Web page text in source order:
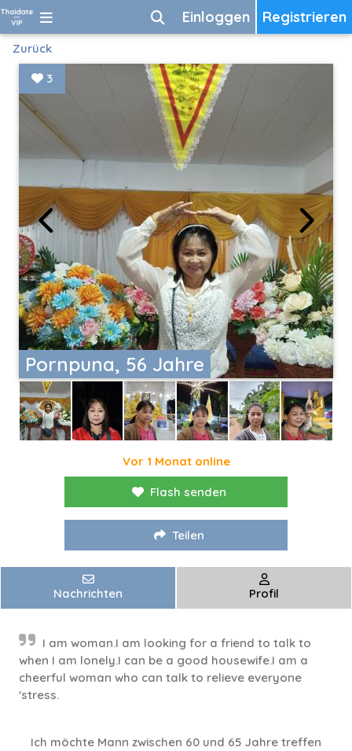
Registrieren
Einloggen
Zurück
Pornpuna, 56 Jahre
3
Vor 1 Monat online
Flash senden
Teilen
Nachrichten Profil
I am woman.I am looking for a friend to talk to
when I am lonely.I can be a good housewife.I am a
cheerful woman who can talk to relieve everyone
'stress.
Ich möchte Mann zwischen 60 und 65 Jahre treffen